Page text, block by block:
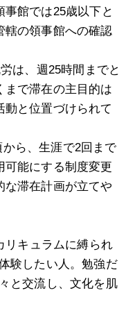
館では25歳以下と
轄の領事館への確認
は、週25時間までと
まで滞在の主目的は
と位置づけられて
ら、生涯で2回まで
能にする制度変更
な滞在計画が立てや
リキュラムに縛られ
験したい人。勉強だ
と交流し、文化を肌